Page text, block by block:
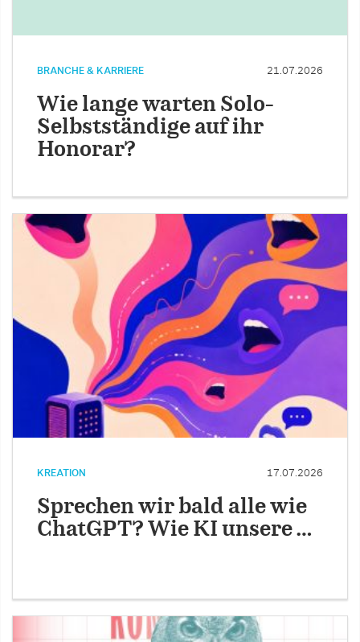
BRANCHE & KARRIERE 21.07.2026
Wie lange warten Solo-
Selbstständige auf ihr
Honorar?
KREATION 17.07.2026
Sprechen wir bald alle wie
ChatGPT? Wie KI unsere …